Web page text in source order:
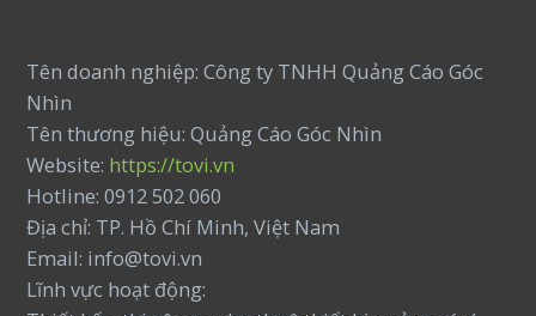
Tên doanh nghiệp: Công ty TNHH Quảng Cáo Góc
Nhìn
Tên thương hiệu: Quảng Cáo Góc Nhìn
Website: https://tovi.vn
Hotline: 0912 502 060
Địa chỉ: TP. Hồ Chí Minh, Việt Nam
Email: info@tovi.vn
Lĩnh vực hoạt động: